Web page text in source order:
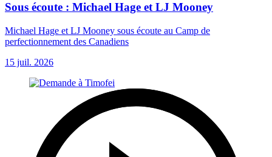
Sous écoute : Michael Hage et LJ Mooney
Michael Hage et LJ Mooney sous écoute au Camp de
perfectionnement des Canadiens
15 juil. 2026